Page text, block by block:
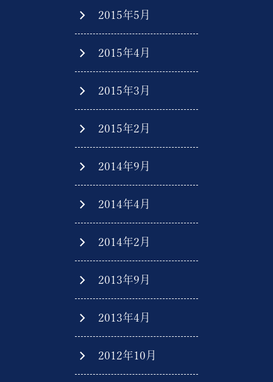
2015年5月
2015年4月
2015年3月
2015年2月
2014年9月
2014年4月
2014年2月
2013年9月
2013年4月
2012年10月